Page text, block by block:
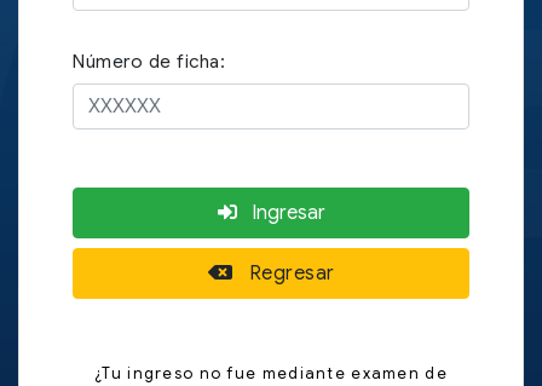
Número de ficha:
Ingresar
Regresar
¿Tu ingreso no fue mediante examen de